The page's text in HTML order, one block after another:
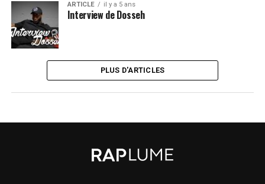
ARTICLE il y a 5 ans
Interview de Dosseh
PLUS D'ARTICLES